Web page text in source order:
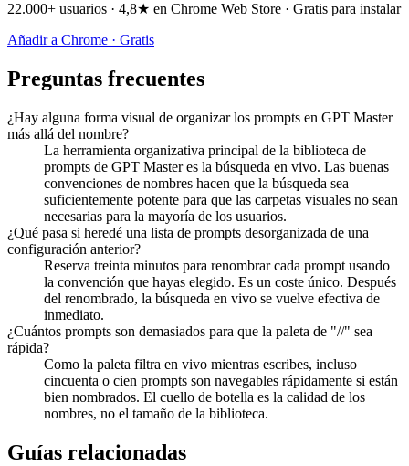
22.000+ usuarios · 4,8★ en Chrome Web Store · Gratis para instalar
Añadir a Chrome · Gratis
Preguntas frecuentes
¿Hay alguna forma visual de organizar los prompts en GPT Master
más allá del nombre?
La herramienta organizativa principal de la biblioteca de
prompts de GPT Master es la búsqueda en vivo. Las buenas
convenciones de nombres hacen que la búsqueda sea
suficientemente potente para que las carpetas visuales no sean
necesarias para la mayoría de los usuarios.
¿Qué pasa si heredé una lista de prompts desorganizada de una
configuración anterior?
Reserva treinta minutos para renombrar cada prompt usando
la convención que hayas elegido. Es un coste único. Después
del renombrado, la búsqueda en vivo se vuelve efectiva de
inmediato.
¿Cuántos prompts son demasiados para que la paleta de "//" sea
rápida?
Como la paleta filtra en vivo mientras escribes, incluso
cincuenta o cien prompts son navegables rápidamente si están
bien nombrados. El cuello de botella es la calidad de los
nombres, no el tamaño de la biblioteca.
Guías relacionadas